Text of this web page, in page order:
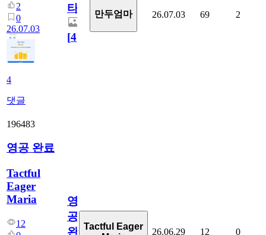
2
0
26.07.03
4
댓글
타
[4]
만두엄마 26.07.03 69 2
196483
영공 완료
Tactful
Eager
Maria
12
영
공
완
Tactful Eager
26.06.29 12 0